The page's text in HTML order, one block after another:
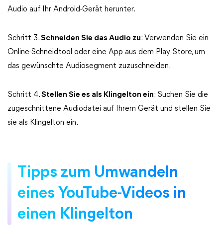
Audio auf Ihr Android-Gerät herunter.
Schritt 3.Schneiden Sie das Audio zu: Verwenden Sie ein
Online-Schneidtool oder eine App aus dem Play Store, um
das gewünschte Audiosegment zuzuschneiden.
Schritt 4.Stellen Sie es als Klingelton ein: Suchen Sie die
zugeschnittene Audiodatei auf Ihrem Gerät und stellen Sie
sie als Klingelton ein.
Tipps zum Umwandeln
eines YouTube-Videos in
einen Klingelton